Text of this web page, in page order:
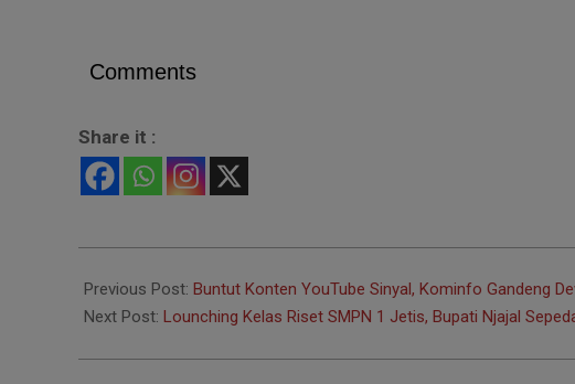
Comments
Share it :
01-
25
Previous Post: Buntut Konten YouTube Sinyal, Kominfo Gandeng
Next Post: Lounching Kelas Riset SMPN 1 Jetis, Bupati Njajal